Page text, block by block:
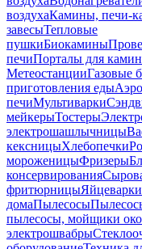
воздухаКамины, печи-
завесыТепловые
пушкиБиокамины
печиПорталы для
МетеостанцииГазовые
приготовления еды
печиМультиварки
мейкерыТостеры
электрошашлычницы
кексницыХлебопечки
мороженицыФризеры
консервирования
фритюрницыЯйцеварки
домаПылесосы
пылесосы, мойщики
электрошвабры